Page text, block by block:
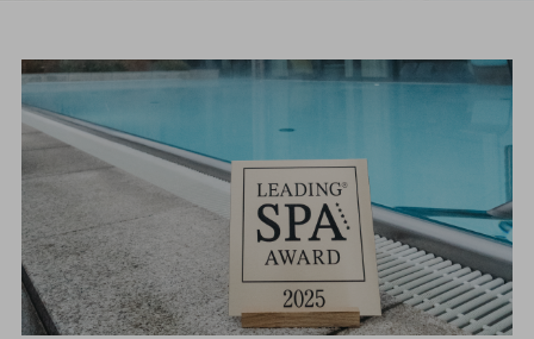
GUTSCHEINE & SHOP
Suchbegriff